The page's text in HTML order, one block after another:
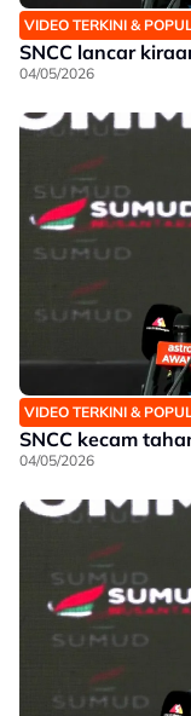
VIDEO TERKINI &
SNCC lancar
04/05/2026
VIDEO TERKINI &
SNCC kecam
04/05/2026